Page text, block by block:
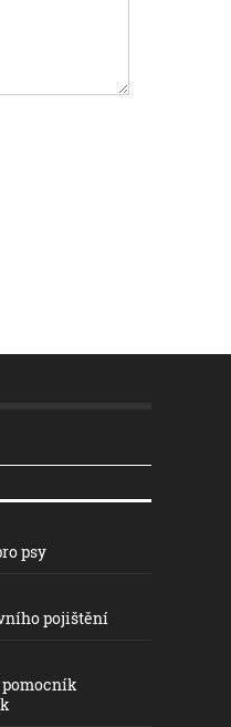
psy
pojištění
pomocník